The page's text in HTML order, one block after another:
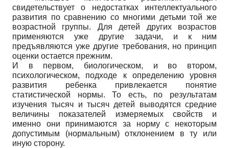
свидетельствует о недостатках интеллектуального
развития по сравнению со многими детьми той же
возрастной группы. Для детей других возрастов
применяются уже другие задачи, и к ним
предъявляются уже другие требования, но принцип
оценки остается прежним.
И в первом, биологическом, и во втором,
психологическом, подходе к определению уровня
развития ребенка привлекается понятие
статистической нормы. То есть, по результатам
изучения тысяч и тысяч детей выводятся средние
величины показателей измеряемых свойств и
именно они принимаются за норму с некоторым
допустимым (нормальным) отклонением в ту или
иную сторону.